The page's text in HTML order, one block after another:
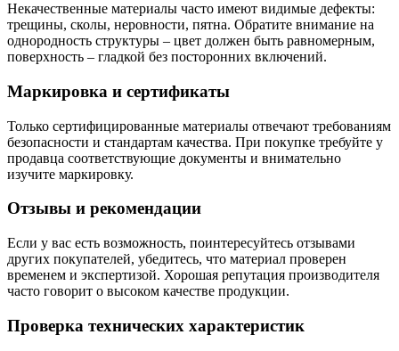
Некачественные материалы часто имеют видимые дефекты:
трещины, сколы, неровности, пятна. Обратите внимание на
однородность структуры – цвет должен быть равномерным,
поверхность – гладкой без посторонних включений.
Маркировка и сертификаты
Только сертифицированные материалы отвечают требованиям
безопасности и стандартам качества. При покупке требуйте у
продавца соответствующие документы и внимательно
изучите маркировку.
Отзывы и рекомендации
Если у вас есть возможность, поинтересуйтесь отзывами
других покупателей, убедитесь, что материал проверен
временем и экспертизой. Хорошая репутация производителя
часто говорит о высоком качестве продукции.
Проверка технических характеристик